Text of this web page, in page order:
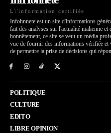
L\'information certifiée
Infohnnete est un site d'informations
fait des analyses sur l'actualité malienne
honnêtement, ce site se veut un média
vue de fournir des informations vérifiée et
de permettre la prise de décisions qui
POLITIQUE
CULTURE
EDITO
LIBRE OPINION